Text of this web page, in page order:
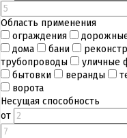
Область применения
ограждения
дома
бани
трубопроводы
уличные
бытовки
веранды
ворота
Несущая способность
от